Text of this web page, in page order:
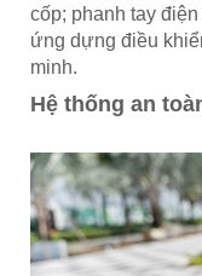
cốp; phanh tay
ứng dựng điều
minh.
Hệ thống an